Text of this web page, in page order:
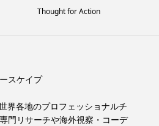
Thought for Action
スケイプ
界各地のプロフェッショナルチ
門リサーチや海外視察・コーデ